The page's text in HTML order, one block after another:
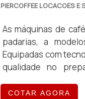
PIERCOFFEE LOCACOES E
As máquinas de
padarias, a
Equipadas com
qualidade no
COTAR AGORA